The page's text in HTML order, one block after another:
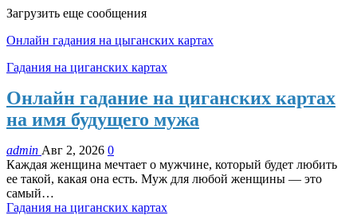
Загрузить еще сообщения
Онлайн гадания на цыганских картах
Гадания на циганских картах
Онлайн гадание на циганских картах
на имя будущего мужа
admin Авг 2, 2026 0
Каждая женщина мечтает о мужчине, который будет любить
ее такой, какая она есть. Муж для любой женщины — это
самый…
Гадания на циганских картах